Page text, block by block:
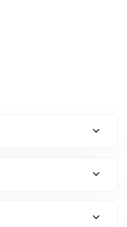
expand_more
expand_more
expand_more